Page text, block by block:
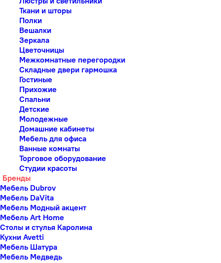
Ткани и шторы
Полки
Вешалки
Зеркала
Цветочницы
Межкомнатные перегородки
Складные двери гармошка
Гостиные
Прихожие
Спальни
Детские
Молодежные
Домашние кабинеты
Мебель для офиса
Ванные комнаты
Торговое оборудование
Студии красоты
Бренды
Мебель Dubrov
Мебель DaVita
Мебель Модный акцент
Мебель Art Home
Столы и стулья Каролина
Кухни Avetti
Мебель Шатура
Мебель Медведь